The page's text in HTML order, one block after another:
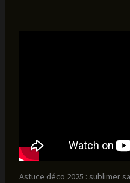
Astuce déco 2025 : sublimer